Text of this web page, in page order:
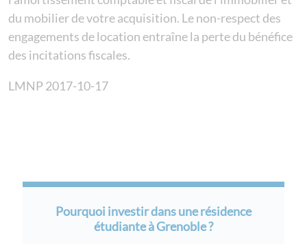
du mobilier de votre acquisition. Le non-respect des
engagements de location entraîne la perte du bénéfice
des incitations fiscales.
LMNP 2017-10-17
Pourquoi investir dans une résidence
étudiante à Grenoble ?